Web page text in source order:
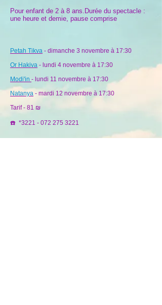
Pour enfant de 2 à 8 ans.Durée du spectacle :
une heure et demie, pause comprise
Petah Tikva - dimanche 3 novembre à 17:30
Or Hakiva - lundi 4 novembre à 17:30
Modi'in - lundi 11 novembre à 17:30
Natanya - mardi 12 novembre à 17:30
Tarif - 81 ₪
☎️ *3221 - 072 275 3221